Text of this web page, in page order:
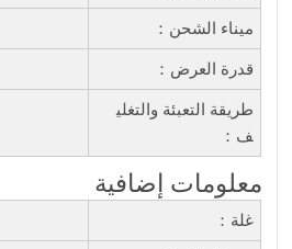
ميناء الشحن：
قدرة العرض：
طريقة التعبئة والتغلي
ف：
معلومات إضافية
غلة：